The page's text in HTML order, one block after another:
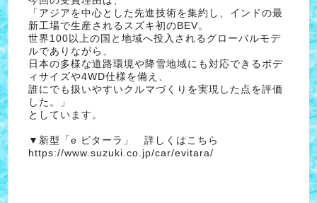
「アジアを中心とした先進技術を集約し、インドの最
新工場で生産されるスズキ初のBEV。
世界100以上の国と地域へ投入されるグローバルモデ
ルでありながら、
日本の多様な道路環境や降雪地域にも対応できるボデ
ィサイズや4WD仕様を備え、
誰にでも扱いやすいクルマづくりを実現した点を評価
した。」
としています。
▼新型「e ビターラ」 詳しくはこちら
https://www.suzuki.co.jp/car/evitara/